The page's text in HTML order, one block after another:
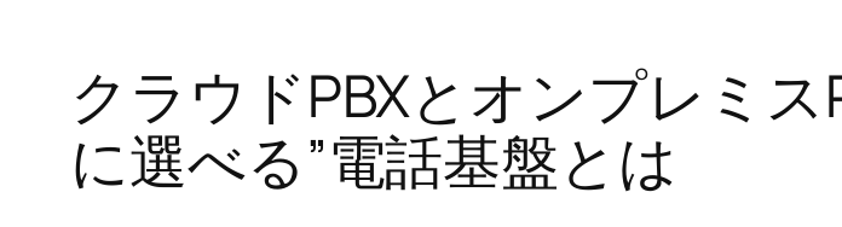
クラウドPBXとオンプレミ
に選べる”電話基盤とは